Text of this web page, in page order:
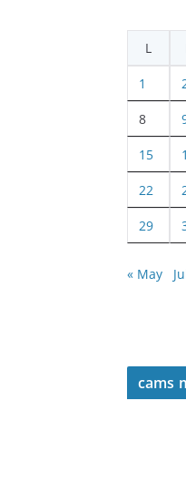
L
1
8
15
22
29
« May
cams